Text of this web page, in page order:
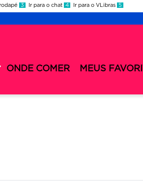
3 Ir para o chat 4 Ir para o VLibras 5
ONDE COMER MEUS